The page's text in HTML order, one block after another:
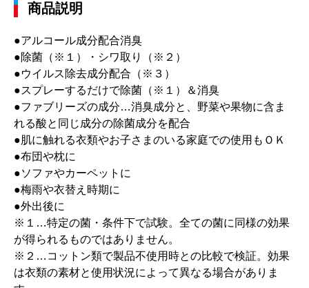
商品説明
●アルコール成分配合消臭
●除菌（※１）・シワ取り（※２）
●ウイルス除去成分配合（※３）
●スプレーするだけで除菌（※１）＆消臭
●ファブリーズの成分…消臭成分と、野菜や果物に含ま
れる酸と同じ成分の除菌成分を配合
●肌に触れる衣類やお子さまのいる家庭での使用もＯＫ
●布団や枕に
●ソファやカーペットに
●梅雨や衣替え時期に
●外出後に
※１…特定の菌・条件下で試験。全ての菌に同様の効果
が得られるものではありません。
※２…コットン類で製品不使用時との比較で検証。効果
は衣類の素材と使用状況によって異なる場合がありま